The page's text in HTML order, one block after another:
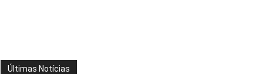
Últimas Notícias